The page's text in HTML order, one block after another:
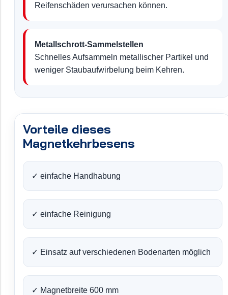
Reifenschäden verursachen können.
Metallschrott-Sammelstellen
Schnelles Aufsammeln metallischer Partikel und
weniger Staubaufwirbelung beim Kehren.
Vorteile dieses
Magnetkehrbesens
✓ einfache Handhabung
✓ einfache Reinigung
✓ Einsatz auf verschiedenen Bodenarten möglich
✓ Magnetbreite 600 mm